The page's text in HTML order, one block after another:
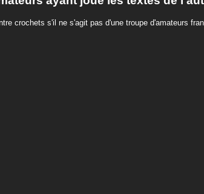
crochets s'il ne s'agit pas d'une troupe d'amateurs